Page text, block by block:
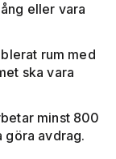
eller vara
rum med
ska vara
minst 800
göra avdrag.